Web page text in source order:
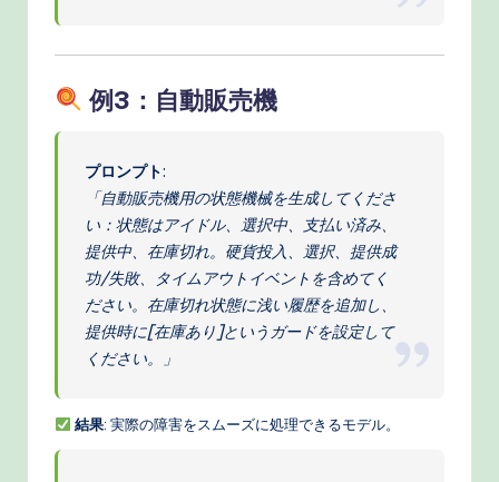
例3：自動販売機
プロンプト:
「自動販売機用の状態機械を生成してくださ
い：状態はアイドル、選択中、支払い済み、
提供中、在庫切れ。硬貨投入、選択、提供成
功/失敗、タイムアウトイベントを含めてく
ださい。在庫切れ状態に浅い履歴を追加し、
提供時に[在庫あり]というガードを設定して
ください。」
結果: 実際の障害をスムーズに処理できるモデル。